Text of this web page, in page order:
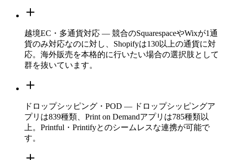
越境EC・多通貨対応 — 競合のSquarespaceやWixが1通
貨のみ対応なのに対し、Shopifyは130以上の通貨に対
応。海外販売を本格的に行いたい場合の選択肢として
群を抜いています。
ドロップシッピング・POD — ドロップシッピングア
プリは839種類、Print on Demandアプリは785種類以
上。Printful・Printifyとのシームレスな連携が可能で
す。